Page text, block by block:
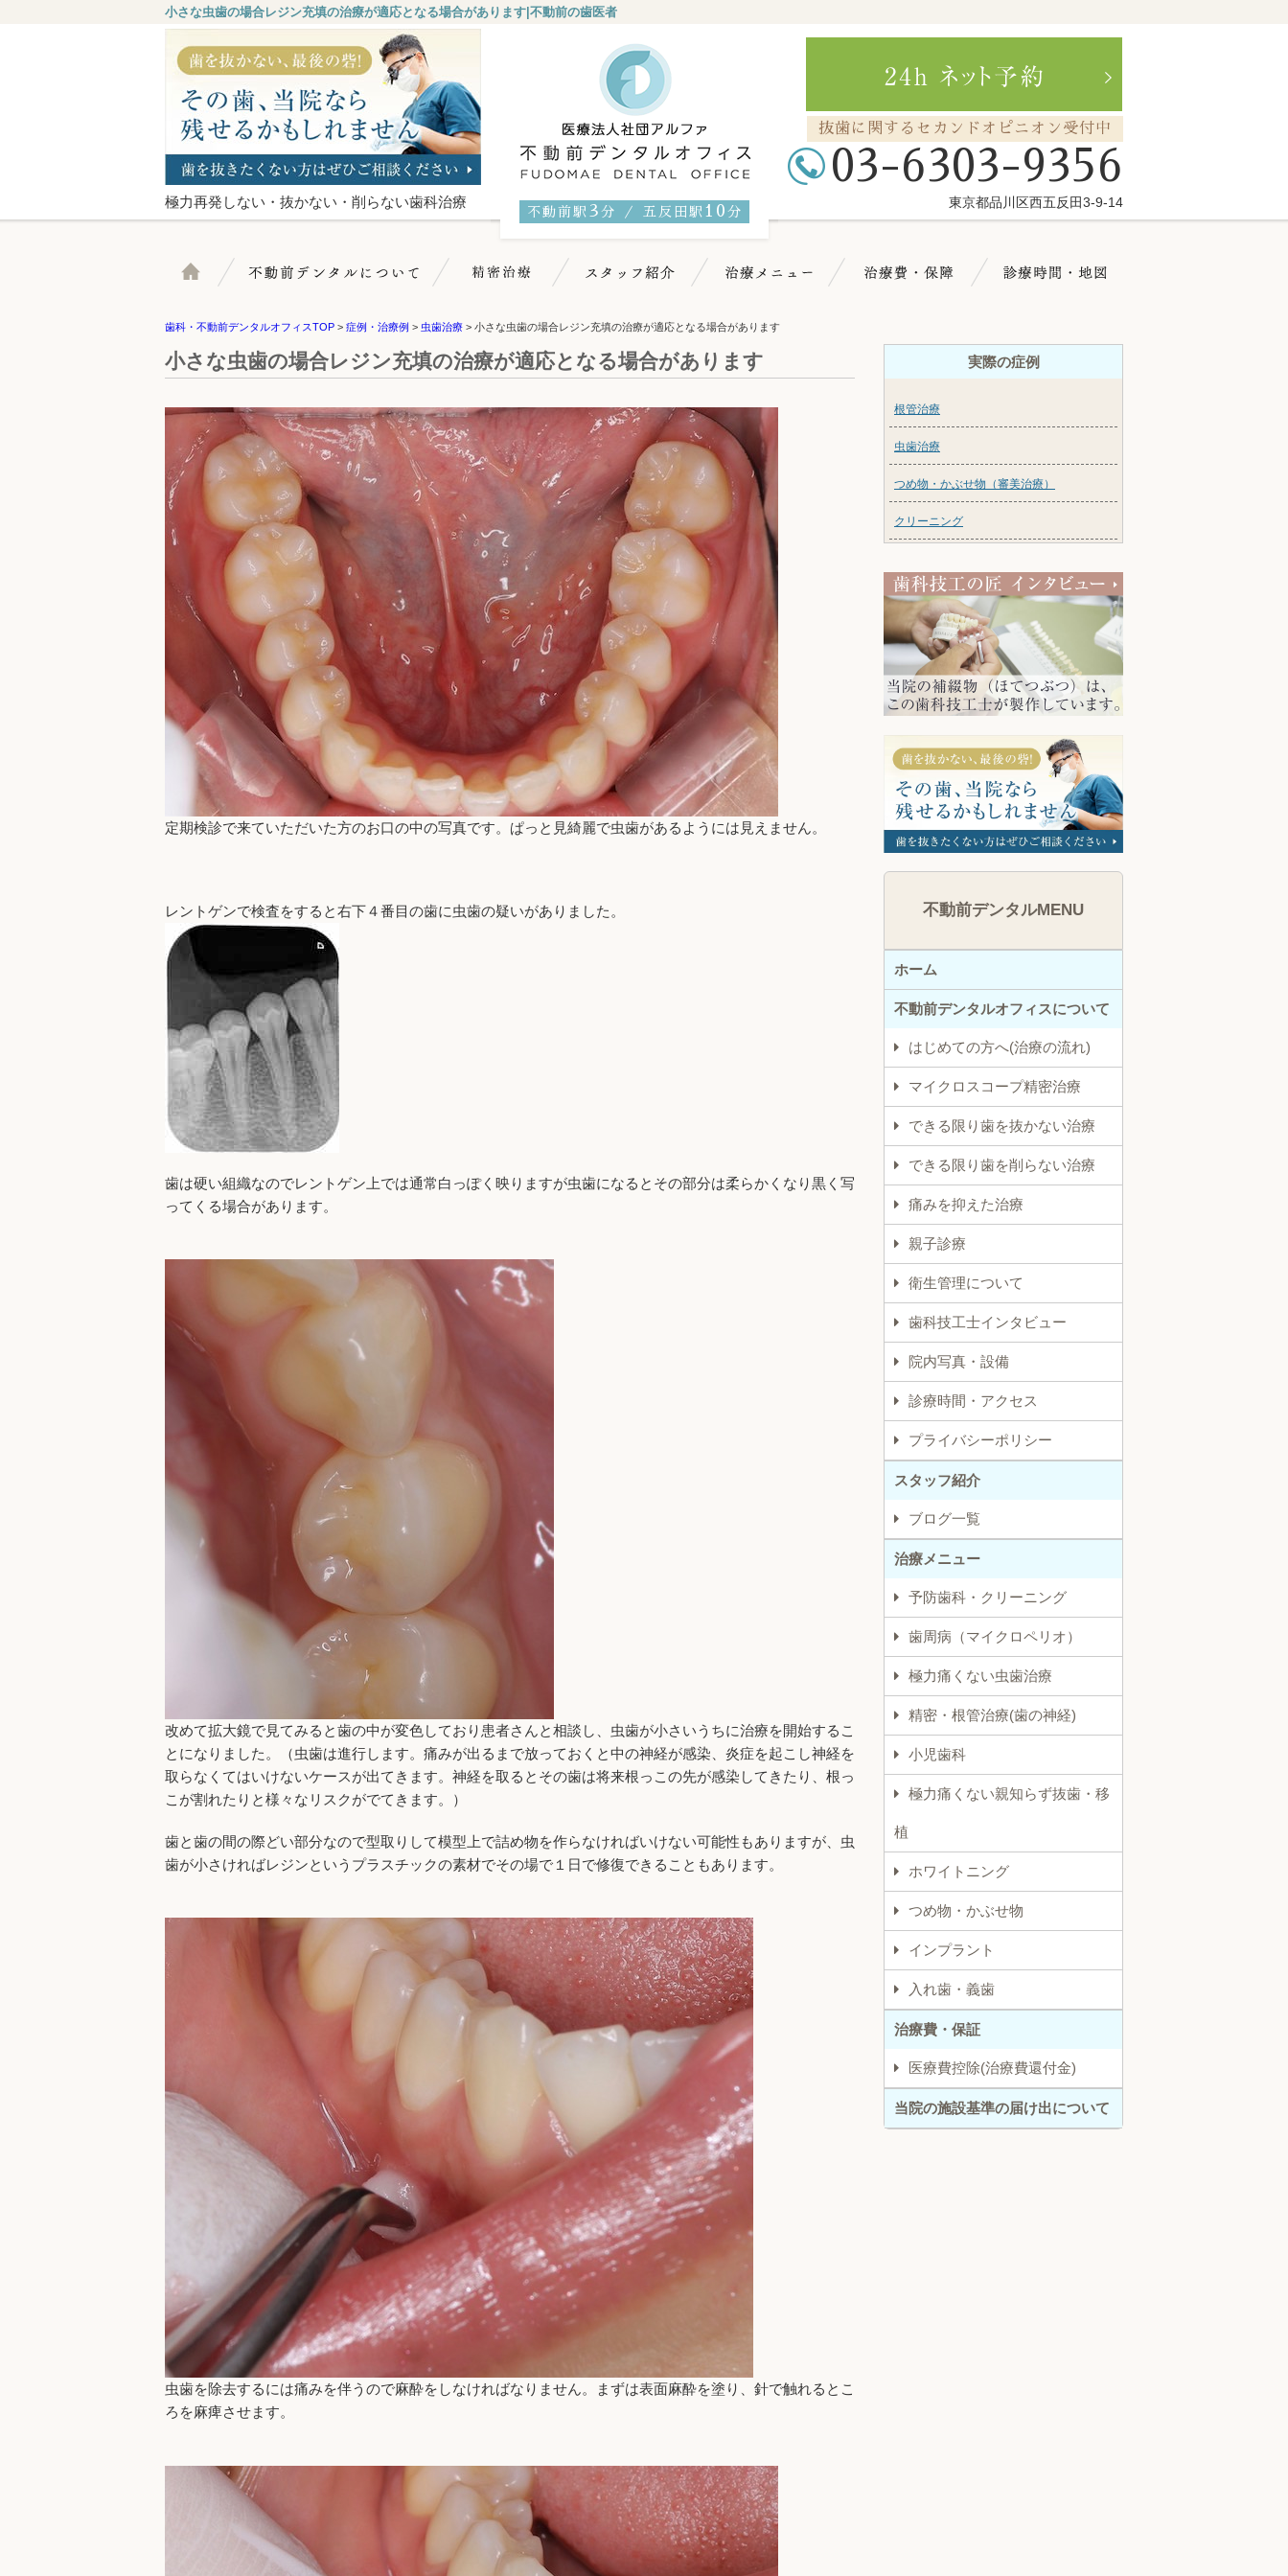
小さな虫歯の場合レジン充填の治療が適応となる場合があります|不動前の歯医者
極力再発しない・抜かない・削らない歯科治療
不動前駅 3 分 ／ 五反田駅 10 分
抜歯に関するセカンドオピニオン受付中
03-6303-9356
東京都品川区西五反田3-9-14
ホーム 不動前デンタルについてマイクロスコープ精密治療スタッフ紹介 治療メニュー 治療費・保証
歯科・不動前デンタルオフィスTOP > 症例・治療例 > 虫歯治療 > 小さな虫歯の場合レジン充填の治療が適応となる場合があります
小さな虫歯の場合レジン充填の治療が適応となる場合があります
定期検診で来ていただいた方のお口の中の写真です。ぱっと見綺麗で虫歯があるようには見えません。
レントゲンで検査をすると右下４番目の歯に虫歯の疑いがありました。
歯は硬い組織なのでレントゲン上では通常白っぽく映りますが虫歯になるとその部分は柔らかくなり黒く写
ってくる場合があります。
改めて拡大鏡で見てみると歯の中が変色しており患者さんと相談し、虫歯が小さいうちに治療を開始するこ
とになりました。（虫歯は進行します。痛みが出るまで放っておくと中の神経が感染、炎症を起こし神経を
取らなくてはいけないケースが出てきます。神経を取るとその歯は将来根っこの先が感染してきたり、根っ
こが割れたりと様々なリスクがでてきます。）
歯と歯の間の際どい部分なので型取りして模型上で詰め物を作らなければいけない可能性もありますが、虫
歯が小さければレジンというプラスチックの素材でその場で１日で修復できることもあります。
虫歯を除去するには痛みを伴うので麻酔をしなければなりません。まずは表面麻酔を塗り、針で触れるとこ
ろを麻痺させます。
実際の症例
根管治療
虫歯治療
つめ物・かぶせ物（審美治療）
クリーニング
不動前デンタルMENU
ホーム
不動前デンタルオフィスについて
はじめての方へ(治療の流れ)
マイクロスコープ精密治療
できる限り歯を抜かない治療
できる限り歯を削らない治療
痛みを抑えた治療
親子診療
衛生管理について
歯科技工士インタビュー
院内写真・設備
診療時間・アクセス
プライバシーポリシー
スタッフ紹介
ブログ一覧
治療メニュー
予防歯科・クリーニング
歯周病（マイクロペリオ）
極力痛くない虫歯治療
精密・根管治療(歯の神経)
小児歯科
極力痛くない親知らず抜歯・移
植
ホワイトニング
つめ物・かぶせ物
インプラント
入れ歯・義歯
治療費・保証
医療費控除(治療費還付金)
当院の施設基準の届け出について